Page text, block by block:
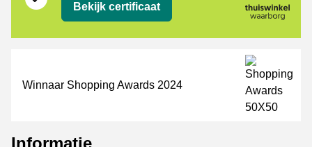
Bekijk certificaat
Winnaar Shopping Awards 2024